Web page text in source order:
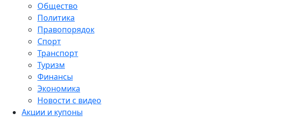
Общество
Политика
Правопорядок
Спорт
Транспорт
Туризм
Финансы
Экономика
Новости с видео
Акции и купоны